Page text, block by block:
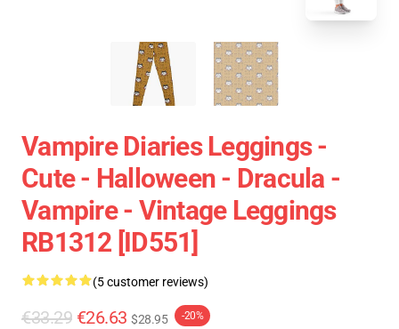
Vampire Diaries Leggings -
Cute - Halloween - Dracula -
Vampire - Vintage Leggings
RB1312 [ID551]
(5 customer reviews)
€33.29 €26.63 $28.95 -20%